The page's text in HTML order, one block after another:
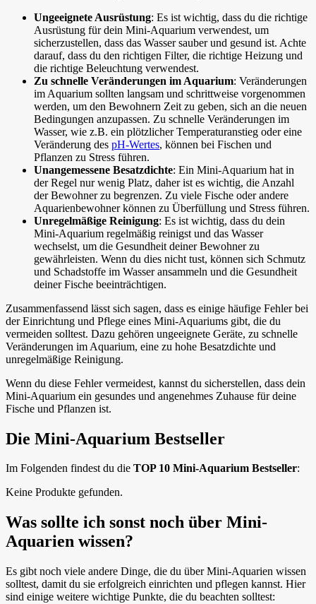
Ungeeignete Ausrüstung: Es ist wichtig, dass du die richtige
Ausrüstung für dein Mini-Aquarium verwendest, um
sicherzustellen, dass das Wasser sauber und gesund ist. Achte
darauf, dass du den richtigen Filter, die richtige Heizung und
die richtige Beleuchtung verwendest.
Zu schnelle Veränderungen im Aquarium: Veränderungen
im Aquarium sollten langsam und schrittweise vorgenommen
werden, um den Bewohnern Zeit zu geben, sich an die neuen
Bedingungen anzupassen. Zu schnelle Veränderungen im
Wasser, wie z.B. ein plötzlicher Temperaturanstieg oder eine
Veränderung des pH-Wertes, können bei Fischen und
Pflanzen zu Stress führen.
Unangemessene Besatzdichte: Ein Mini-Aquarium hat in
der Regel nur wenig Platz, daher ist es wichtig, die Anzahl
der Bewohner zu begrenzen. Zu viele Fische oder andere
Aquarienbewohner können zu Überfüllung und Stress führen.
Unregelmäßige Reinigung: Es ist wichtig, dass du dein
Mini-Aquarium regelmäßig reinigst und das Wasser
wechselst, um die Gesundheit deiner Bewohner zu
gewährleisten. Wenn du dies nicht tust, können sich Schmutz
und Schadstoffe im Wasser ansammeln und die Gesundheit
deiner Fische beeinträchtigen.
Zusammenfassend lässt sich sagen, dass es einige häufige Fehler bei
der Einrichtung und Pflege eines Mini-Aquariums gibt, die du
vermeiden solltest. Dazu gehören ungeeignete Geräte, zu schnelle
Veränderungen im Aquarium, eine zu hohe Besatzdichte und
unregelmäßige Reinigung.
Wenn du diese Fehler vermeidest, kannst du sicherstellen, dass dein
Mini-Aquarium ein gesundes und angenehmes Zuhause für deine
Fische und Pflanzen ist.
Die Mini-Aquarium Bestseller
Im Folgenden findest du die TOP 10 Mini-Aquarium Bestseller:
Keine Produkte gefunden.
Was sollte ich sonst noch über Mini-
Aquarien wissen?
Es gibt noch viele andere Dinge, die du über Mini-Aquarien wissen
solltest, damit du sie erfolgreich einrichten und pflegen kannst. Hier
sind einige weitere wichtige Punkte, die du beachten solltest: